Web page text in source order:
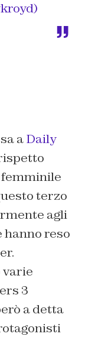
aDaily
terzo
agli
reso
varie
3
a detta